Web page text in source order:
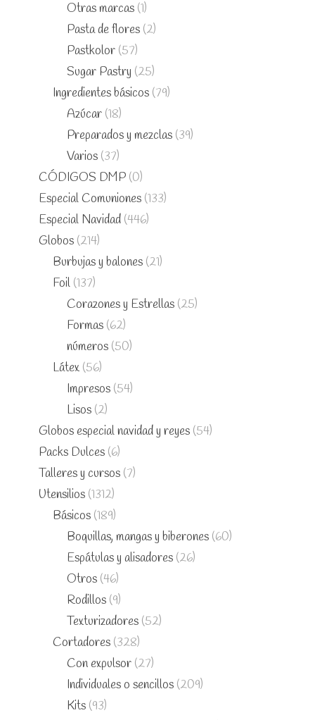
Otras marcas (1)
Pasta de flores (2)
Pastkolor (57)
Sugar Pastry (25)
Ingredientes básicos (79)
Azúcar (18)
Preparados y mezclas (39)
Varios (37)
CÓDIGOS DMP (0)
Especial Comuniones (133)
Especial Navidad (446)
Globos (214)
Burbujas y balones (21)
Foil (137)
Corazones y Estrellas (25)
Formas (62)
números (50)
Látex (56)
Impresos (54)
Lisos (2)
Globos especial navidad y reyes (54)
Packs Dulces (6)
Talleres y cursos (7)
Utensilios (1312)
Básicos (189)
Boquillas, mangas y biberones (60)
Espátulas y alisadores (26)
Otros (46)
Rodillos (9)
Texturizadores (52)
Cortadores (328)
Con expulsor (27)
Individuales o sencillos (209)
Kits (93)